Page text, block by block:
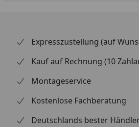
Expresszustellung (auf
Kauf auf Rechnung (10
Montageservice
Kostenlose Fachberatung
Deutschlands bester